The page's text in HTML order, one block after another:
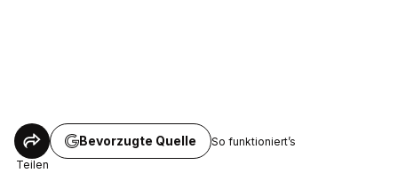
Teilen
Bevorzugte Quelle So funktioniert’s